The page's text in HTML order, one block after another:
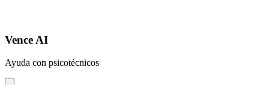
Vence AI
Ayuda con psicotécnicos